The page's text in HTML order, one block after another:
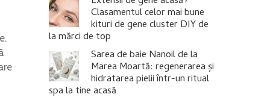
Clasamentul celor mai bune
kituri de gene cluster DIY de
la mărci de top
Sarea de baie Nanoil de la
Marea Moartă: regenerarea și
hidratarea pielii într-un ritual
spa la tine acasă